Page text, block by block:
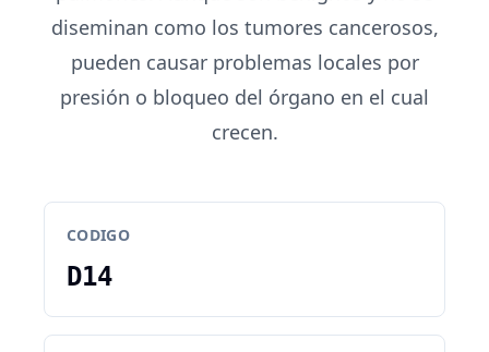
diseminan como los tumores cancerosos,
pueden causar problemas locales por
presión o bloqueo del órgano en el cual
crecen.
CODIGO
D14